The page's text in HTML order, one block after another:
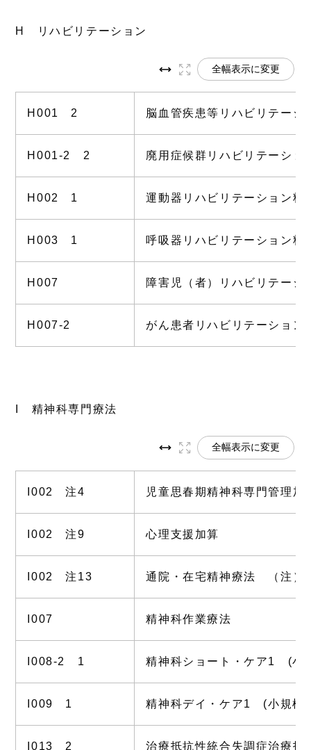
H リハビリテーション
全幅表示に変更
H001 2 脳血管疾患等リハビリテーシ
H001-2 2 廃用症候群リハビリテーショ
H002 1 運動器リハビリテーション料
H003 1 呼吸器リハビリテーション料
H007 障害児（者）リハビリテーシ
H007-2 がん患者リハビリテーション
I 精神科専門療法
全幅表示に変更
I002 注4 児童思春期精神科専門管理加
I002 注9 心理支援加算
I002 注13 通院・在宅精神療法 （注）
I007 精神科作業療法
I008-2 1 精神科ショート・ケア1 (小
I009 1 精神科デイ・ケア1 (小規模
I013 2 治療抵抗性統合失調症治療指